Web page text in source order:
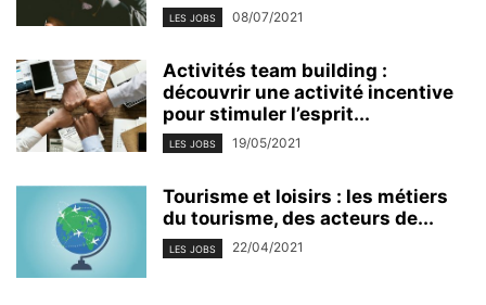
LES JOBS 08/07/2021
Activités team building :
découvrir une activité incentive
pour stimuler l’esprit...
LES JOBS 19/05/2021
Tourisme et loisirs : les métiers
du tourisme, des acteurs de...
LES JOBS 22/04/2021